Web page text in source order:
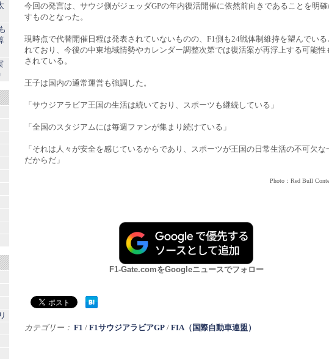
今回の発言は、サウジ側がジェッダGPの年内復活開催に依然前向きであることを明
すものとなった。
現時点で代替開催日程は発表されていないものの、F1側も24戦体制維持を望んでいる
れており、今後の中東地域情勢やカレンダー調整次第では復活案が再浮上する可能性
されている。
王子は国内の通常運営も強調した。
「サウジアラビア王国の生活は続いており、スポーツも継続している」
「全国のスタジアムには毎週ファンが集まり続けている」
「それは人々が安全を感じているからであり、スポーツが王国の日常生活の不可欠な
だからだ」
Photo：Red Bull
F1-Gate.comをGoogleニュースでフォロー
カテゴリー： F1 / F1サウジアラビアGP / FIA（国際自動車連盟）